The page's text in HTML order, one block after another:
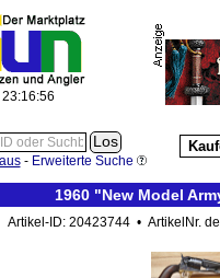
aus- Erweiterte Suche
1960 "New Model
Artikel-ID: 20423744 • ArtikelNr.